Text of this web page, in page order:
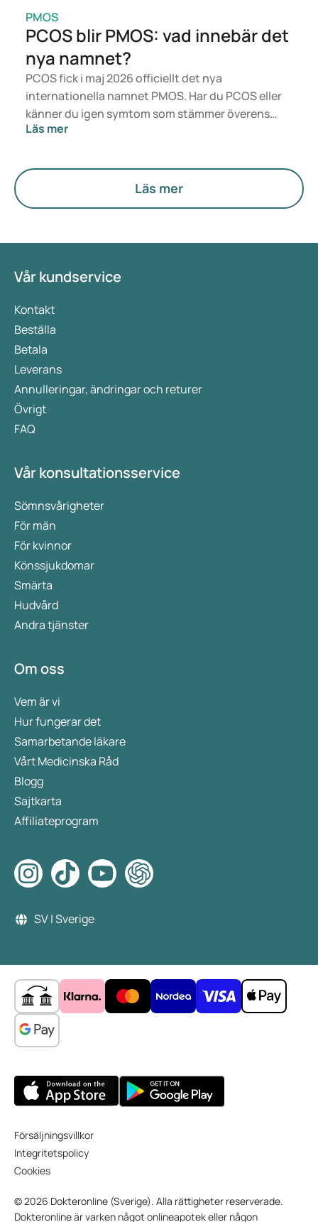
PMOS
PCOS blir PMOS: vad innebär det
nya namnet?
PCOS fick i maj 2026 officiellt det nya
internationella namnet PMOS. Har du PCOS eller
känner du igen symtom som stämmer överens
med det? Medicinskt sett förändras inget direkt.
hormoner, ämnesomsättning och äggstockarnas
Läs mer
Läs mer
Vår kundservice
Kontakt
Beställa
Betala
Leverans
Annulleringar, ändringar och returer
Övrigt
FAQ
Vår konsultationsservice
Sömnsvårigheter
För män
För kvinnor
Könssjukdomar
Smärta
Hudvård
Andra tjänster
Om oss
Vem är vi
Hur fungerar det
Samarbetande läkare
Vårt Medicinska Råd
Blogg
Sajtkarta
Affiliateprogram
SV | Sverige
Försäljningsvillkor
Integritetspolicy
Cookies
© 2026 Dokteronline (Sverige). Alla rättigheter reserverade.
Dokteronline är varken något onlineapotek eller någon